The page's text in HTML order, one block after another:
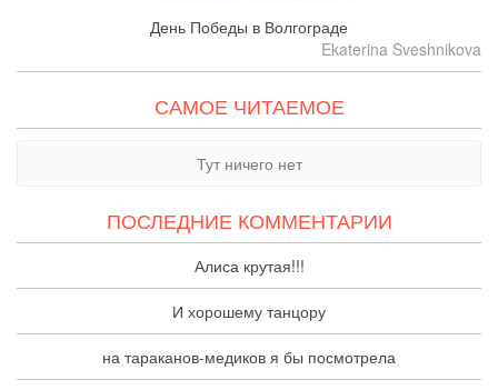
День Победы в Волгограде
Ekaterina Sveshnikova
САМОЕ ЧИТАЕМОЕ
Тут ничего нет
ПОСЛЕДНИЕ КОММЕНТАРИИ
Алиса крутая!!!
И хорошему танцору
на тараканов-медиков я бы посмотрела